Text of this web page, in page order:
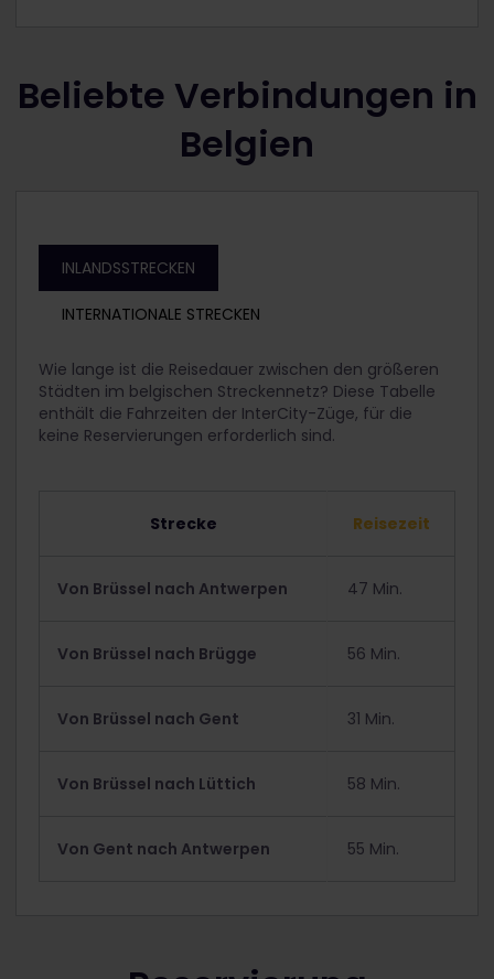
Beliebte Verbindungen in
Belgien
INLANDSSTRECKEN
INTERNATIONALE STRECKEN
Wie lange ist die Reisedauer zwischen den größeren
Städten im belgischen Streckennetz? Diese Tabelle
enthält die Fahrzeiten der InterCity-Züge, für die
keine Reservierungen erforderlich sind.
Strecke Reisezeit
Von Brüssel nach Antwerpen 47 Min.
Von Brüssel nach Brügge 56 Min.
Von Brüssel nach Gent 31 Min.
Von Brüssel nach Lüttich 58 Min.
Von Gent nach Antwerpen 55 Min.